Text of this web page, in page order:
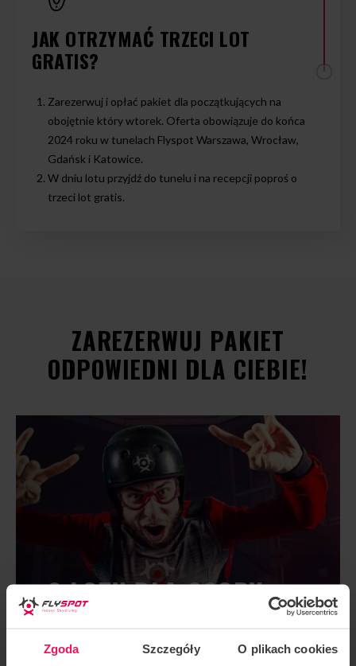
Zgoda Szczegóły O plikach cookies
JAK OTRZYMAĆ TRZECI LOT
GRATIS?
Zarezerwuj i opłać pakiet dla początkujących na
obojętnie który wtorek. Oferta obowiązuje do końca
2024 roku w tunelach Flyspot Warszawa, Wrocław,
Gdańsk i Katowice.
W dniu lotu przyjdź do tunelu i na recepcji poproś o
trzeci lot gratis.
ZAREZERWUJ PAKIET
ODPOWIEDNI DLA CIEBIE!
2 LOTY DLA OSOBY
DOROSŁEJ